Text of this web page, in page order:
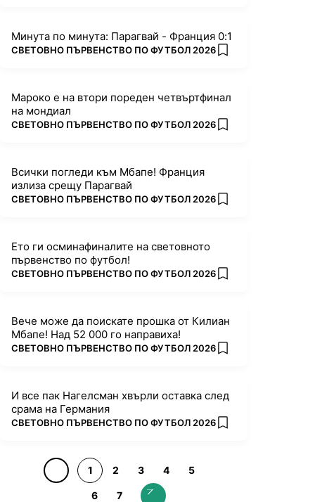
Минута по минута: Парагвай - Франция 0:1
ПОВЕЧЕ ОТ
СВЕТОВНО ПЪРВЕНСТВО ПО ФУТБОЛ 2026 add favorites
Мароко е на втори пореден четвъртфинал
на мондиал
ПОВЕЧЕ ОТ
СВЕТОВНО ПЪРВЕНСТВО ПО ФУТБОЛ 2026 add favorites
Всички погледи към Мбапе! Франция
излиза срещу Парагвай
ПОВЕЧЕ ОТ
СВЕТОВНО ПЪРВЕНСТВО ПО ФУТБОЛ 2026 add favorites
Ето ги осминафиналите на световното
първенство по футбол!
ПОВЕЧЕ ОТ
СВЕТОВНО ПЪРВЕНСТВО ПО ФУТБОЛ 2026 add favorites
Вече може да поискате прошка от Килиан
Мбапе! Над 52 000 го направиха!
ПОВЕЧЕ ОТ
СВЕТОВНО ПЪРВЕНСТВО ПО ФУТБОЛ 2026 add favorites
И все пак Нагелсман хвърли оставка след
срама на Германия
ПОВЕЧЕ ОТ
СВЕТОВНО ПЪРВЕНСТВО ПО ФУТБОЛ 2026 add favorites
1 2 3 4 5
6 7